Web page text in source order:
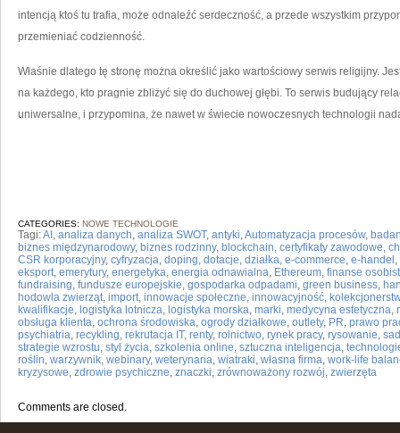
intencją ktoś tu trafia, może odnaleźć serdeczność, a przede wszystkim
przemieniać codzienność.
Właśnie dlatego tę stronę można określić jako wartościowy serwis religijny.
na każdego, kto pragnie zbliżyć się do duchowej głębi. To serwis budujący
uniwersalne, i przypomina, że nawet w świecie nowoczesnych technologii
CATEGORIES: NOWE TECHNOLOGIE
Tagi:AI , analiza danych, analiza SWOT, antyki,Automatyzacja procesów,
biznes międzynarodowy, biznes rodzinny, blockchain, certyfikaty zawodowe,
CSR korporacyjny, cyfryzacja, doping, dotacje, działka, e-commerce, e-handel ,
eksport, emerytury, energetyka, energia odnawialna, Ethereum, finanse
fundraising, fundusze europejskie, gospodarka odpadami, green business,
hodowla zwierząt, import, innowacje społeczne, innowacyjność,
kwalifikacje, logistyka lotnicza, logistyka morska, marki, medycyna estetyczna,
obsługa klienta, ochrona środowiska, ogrody działkowe, outlety, PR, prawo
psychiatria, recykling, rekrutacja IT, renty, rolnictwo, rynek pracy, rysowanie,
strategie wzrostu, styl życia, szkolenia online, sztuczna inteligencja,
roślin, warzywnik, webinary, weterynaria, wiatraki, własna firma, work-life
kryzysowe, zdrowie psychiczne, znaczki, zrównoważony rozwój, zwierzęta
Comments are closed.